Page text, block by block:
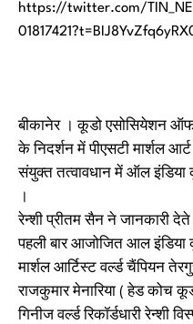
https://twitter.com/
बीकानेर । कूडो एसोसियेशन ऑफ
के निदर्शन में पीएसटी मार्शल
संयुक्त तत्वावधान में ऑल इंडिया
रेन्शी प्रीतम सैन ने जानकारी
पहली बार आजोजित आल इंडिया
मार्शल आर्टिस्ट वर्ल्ड चैंपियन
राजकुमार मेनारिया ( हेड कोच
गिनीज वर्ल्ड रिकॉर्डधारी रेन्शी